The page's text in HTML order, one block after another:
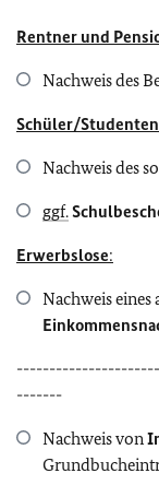
Rentner und
Nachweis des
Schüler/
Nachweis des
ggf.
Erwerbslose:
Nachweis eines
-------
Nachweis von